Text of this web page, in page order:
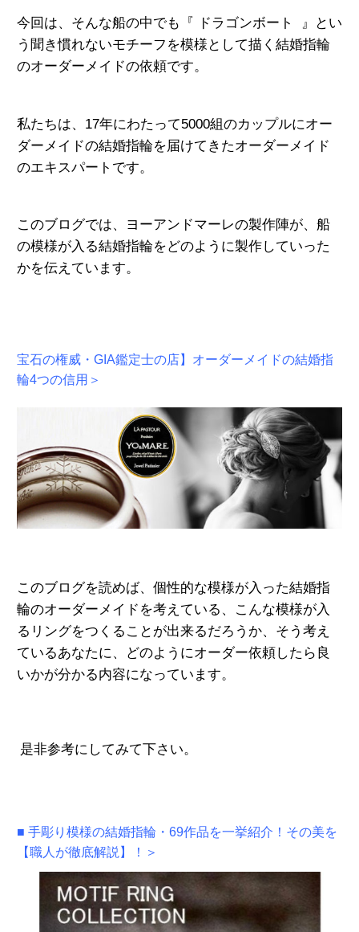
今回は、そんな船の中でも『 ドラゴンボート 』とい
う聞き慣れないモチーフを模様として描く結婚指輪
のオーダーメイドの依頼です。
私たちは、17年にわたって5000組のカップルにオー
ダーメイドの結婚指輪を届けてきたオーダーメイド
のエキスパートです。
このブログでは、ヨーアンドマーレの製作陣が、船
の模様が入る結婚指輪をどのように製作していった
かを伝えています。
宝石の権威・GIA鑑定士の店】オーダーメイドの結婚指
輪4つの信用＞
このブログを読めば、個性的な模様が入った結婚指
輪のオーダーメイドを考えている、こんな模様が入
るリングをつくることが出来るだろうか、そう考え
ているあなたに、どのようにオーダー依頼したら良
いかが分かる内容になっています。
是非参考にしてみて下さい。
■ 手彫り模様の結婚指輪・69作品を一挙紹介！その美を
【職人が徹底解説】！
＞